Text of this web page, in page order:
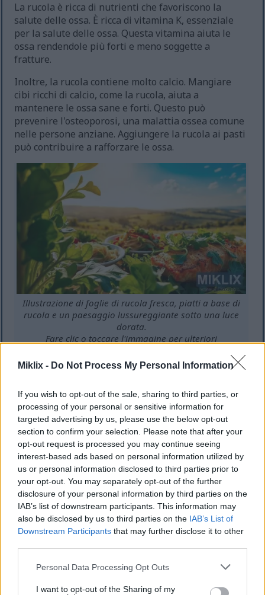
Miklix - Do Not Process My Personal Information
If you wish to opt-out of the sale, sharing to third parties, or
processing of your personal or sensitive information for
targeted advertising by us, please use the below opt-out
section to confirm your selection. Please note that after your
opt-out request is processed you may continue seeing
interest-based ads based on personal information utilized by
us or personal information disclosed to third parties prior to
your opt-out. You may separately opt-out of the further
disclosure of your personal information by third parties on the
IAB’s list of downstream participants. This information may
also be disclosed by us to third parties on the IAB’s List of
Downstream Participants that may further disclose it to other
Please note that this website/app uses one or more Google
not limited to your visit or usage behaviour. You may click to
Personal Data Processing Opt Outs
I want to opt-out of the Sharing of my
La rucola è ricca di nutrienti che favoriscono la
salute delle ossa. È ricca di vitamina K, essenziale
per la salute delle ossa. Questa vitamina aiuta le
ossa rendendole più forti e meno soggette a
fratture.
Inoltre, la rucola contiene molto calcio. Mangiare
cibi ricchi di calcio, come la rucola, aiuta a
mantenere le ossa sane e forti. Questo può
prevenire l'osteoporosi, una malattia ossea comune
nelle persone anziane. Aggiungere la rucola ai pasti
può contribuire a rafforzare le ossa.
Illustrazione di foglie di rucola fresca, piatti a base di
rucola e un paesaggio lussureggiante sotto una luce
dorata.
Fare clic o toccare l'immagine per ulteriori
Usi culinari della rucola
Il sapore piccante della rucola la rende perfetta per
molti piatti. È perfetta per aggiungere un sapore
unico ai tuoi piatti. Usala cruda nelle insalate per
una consistenza croccante e un colore brillante.
Quando cucini con la rucola, i tuoi piatti diventano
ancora più buoni. Provala come condimento per la
pizza o aggiungila al pesto. Si sposa bene con
agrumi, frutta secca e formaggio, rendendola
Il tocco piccante della rucola rende ogni pasto più
Aggiungere la rucola ai tuoi piatti può dare vita a